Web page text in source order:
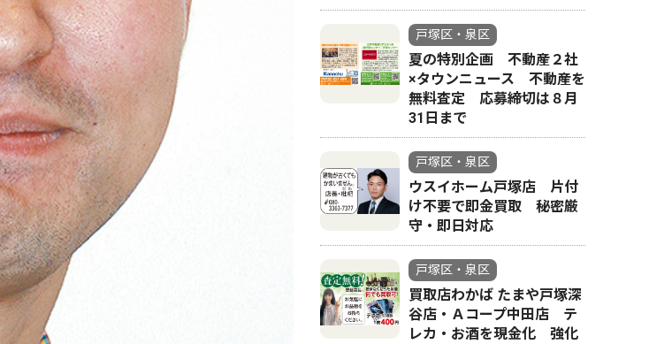
戸塚区・泉区
夏の特別企画 不動産２社
×タウンニュース 不動産を
無料査定 応募締切は８月
31日まで
戸塚区・泉区
ウスイホーム戸塚店 片付
け不要で即金買取 秘密厳
守・即日対応
戸塚区・泉区
買取店わかば たまや戸塚深
谷店・Ａコープ中田店 テ
レカ・お酒を現金化 強化